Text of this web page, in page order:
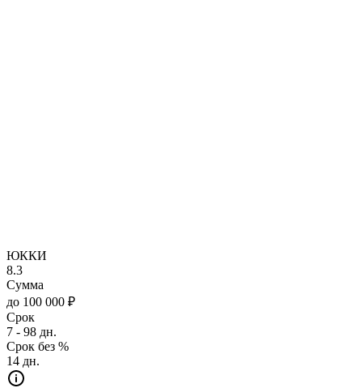
ЮККИ
8.3
Сумма
до 100 000 ₽
Срок
7 - 98 дн.
Срок без %
14 дн.